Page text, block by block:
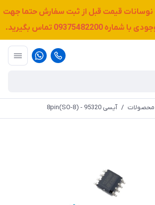
نوسانات قیمت قبل از ثبت سفارش حتما جهت
با شماره09375482200 تماس بگیرید.
/ آیسی 8pin(SO-8) - 95320